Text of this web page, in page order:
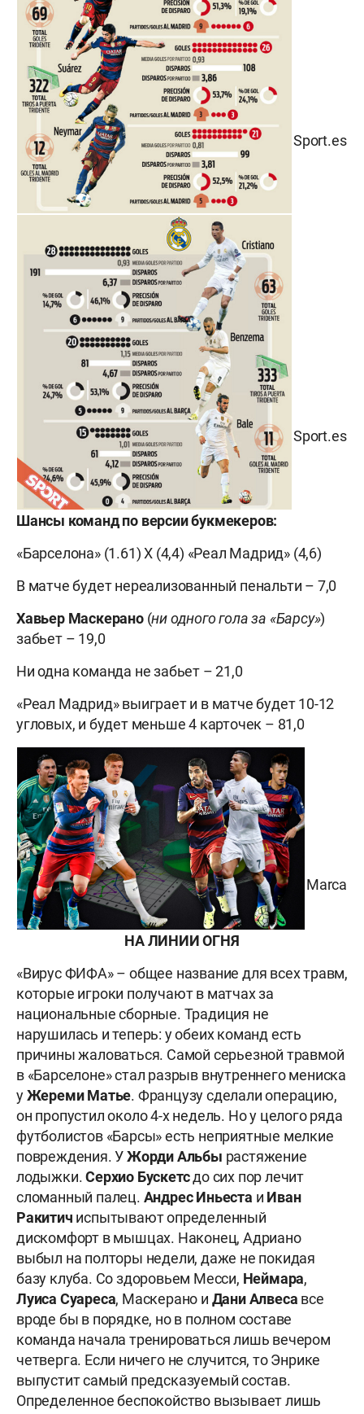
Sport.es
Sport.es
Шансы команд по версии букмекеров:
«Барселона» (1.61) X (4,4) «Реал Мадрид» (4,6)
В матче будет нереализованный пенальти – 7,0
Хавьер Маскерано(ни одного гола за «Барсу»)
забьет – 19,0
Ни одна команда не забьет – 21,0
«Реал Мадрид» выиграет и в матче будет 10-12
угловых, и будет меньше 4 карточек – 81,0
Marca
НА ЛИНИИ ОГНЯ
«Вирус ФИФА» – общее название для всех травм,
которые игроки получают в матчах за
национальные сборные. Традиция не
нарушилась и теперь: у обеих команд есть
причины жаловаться. Самой серьезной травмой
в «Барселоне» стал разрыв внутреннего мениска
уЖереми Матье. Французу сделали операцию,
он пропустил около 4-х недель. Но у целого ряда
футболистов «Барсы» есть неприятные мелкие
повреждения. УЖорди Альбы растяжение
лодыжки.Серхио Бускетсдо сих пор лечит
сломанный палец. Андрес Иньеста и Иван
Ракитич испытывают определенный
дискомфорт в мышцах. Наконец, Адриано
выбыл на полторы недели, даже не покидая
базу клуба. Со здоровьем Месси, Неймара,
Луиса Суареса, Маскерано и Дани Алвеса все
вроде бы в порядке, но в полном составе
команда начала тренироваться лишь вечером
четверга. Если ничего не случится, то Энрике
выпустит самый предсказуемый состав.
Определенное беспокойство вызывает лишь